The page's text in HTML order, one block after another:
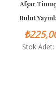
Afşar
Bulut
Stok Adet: